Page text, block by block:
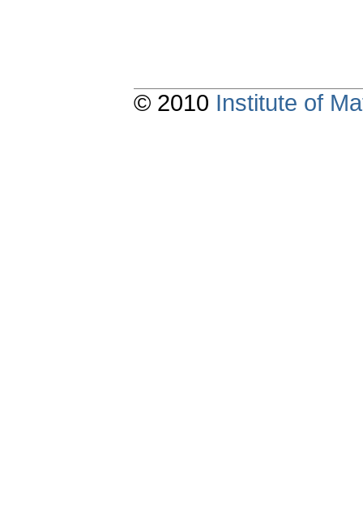
© 2010 Institute of